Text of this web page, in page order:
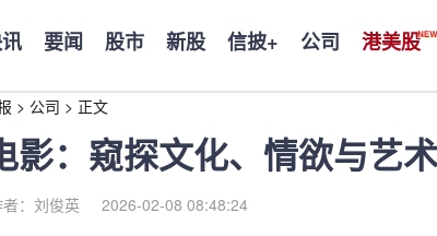
要闻 股市 新股 信披+ 公司 港美股
> 公司 > 正文
影：窥探文化、情欲与艺
：刘俊英 2026-02-08 08:48:24